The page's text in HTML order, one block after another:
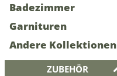
Badezimmer
Garnituren
Andere Kollektionen
ZUBEHÖR